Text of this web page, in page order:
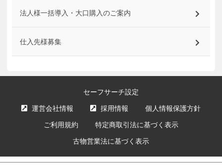
法人様一括導入・大口購入のご案内
仕入先様募集
セーフサーチ設定
運営会社情報 採用情報 個人情報保護方針
ご利用規約 特定商取引法に基づく表示
古物営業法に基づく表示